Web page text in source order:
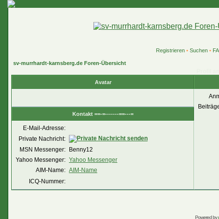
Registrieren• Suchen•
sv-murrhardt-karnsberg.de Foren-Übersicht
Avatar
Kontakt ==-=-------==---=
E-Mail-Adresse:
Private Nachricht:
MSN Messenger:
Benny12
Yahoo Messenger: Yahoo Messenger
AIM-Name: AIM-Name
ICQ-Nummer:
Powered by